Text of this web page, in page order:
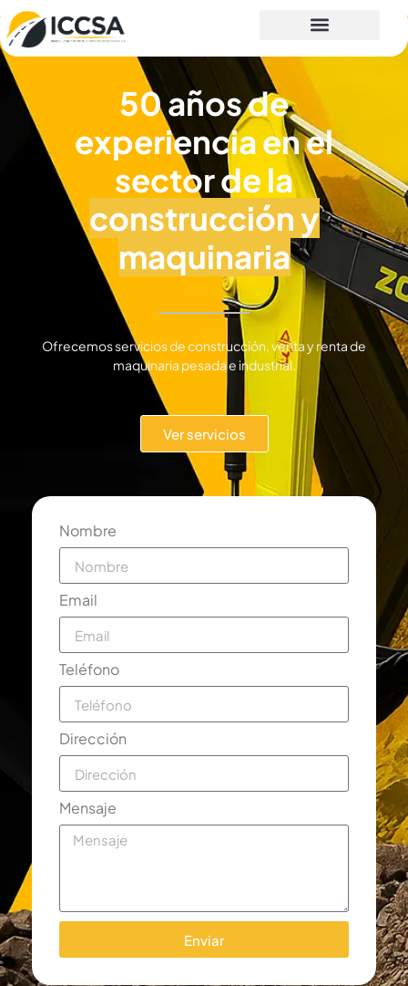
50 años de
experiencia en el
sector de la
construcción y
maquinaria
Ofrecemos servicios de construcción, venta y renta de
maquinaria pesada e industrial.
Ver servicios
Nombre
Email
Teléfono
Dirección
Mensaje
Enviar